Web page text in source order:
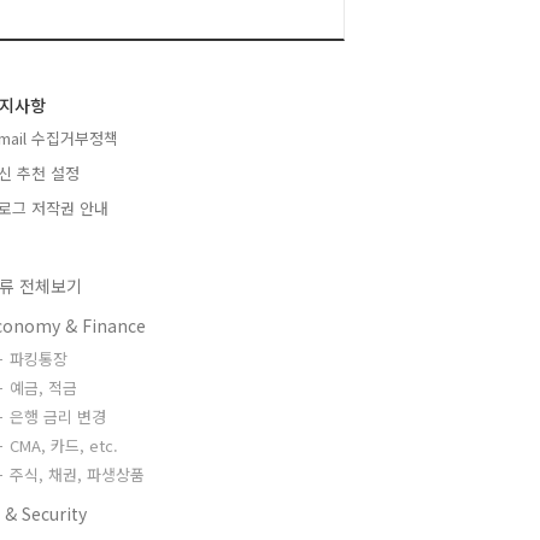
사항
수집거부정책
추천 설정
그 저작권 안내
전체보기
& Finance
파킹통장
예금, 적금
은행 금리 변경
CMA, 카드, etc.
주식, 채권, 파생상품
& Security